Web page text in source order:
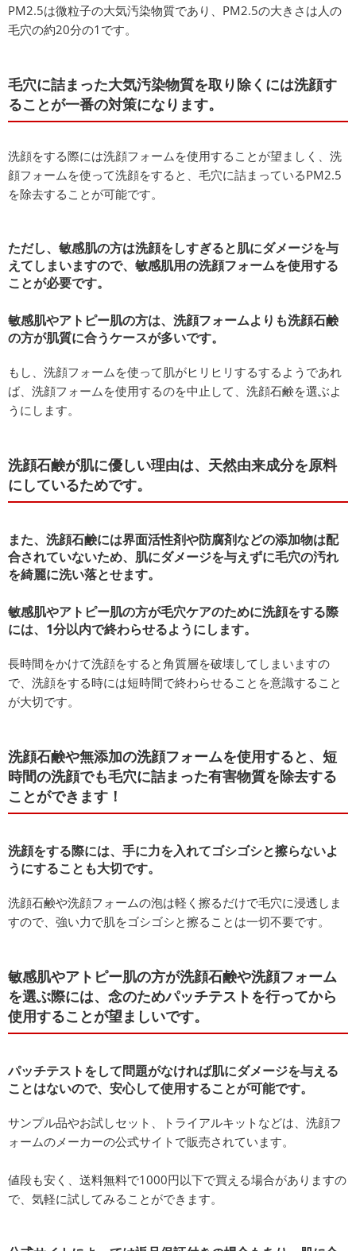
PM2.5は微粒子の大気汚染物質であり、PM2.5の大きさは人の
毛穴の約20分の1です。
毛穴に詰まった大気汚染物質を取り除くには洗顔す
ることが一番の対策になります。
洗顔をする際には洗顔フォームを使用することが望ましく、洗
顔フォームを使って洗顔をすると、毛穴に詰まっているPM2.5
を除去することが可能です。
ただし、敏感肌の方は洗顔をしすぎると肌にダメージを与
えてしまいますので、敏感肌用の洗顔フォームを使用する
ことが必要です。
敏感肌やアトピー肌の方は、洗顔フォームよりも洗顔石鹸
の方が肌質に合うケースが多いです。
もし、洗顔フォームを使って肌がヒリヒリするするようであれ
ば、洗顔フォームを使用するのを中止して、洗顔石鹸を選ぶよ
うにします。
洗顔石鹸が肌に優しい理由は、天然由来成分を原料
にしているためです。
また、洗顔石鹸には界面活性剤や防腐剤などの添加物は配
合されていないため、肌にダメージを与えずに毛穴の汚れ
を綺麗に洗い落とせます。
敏感肌やアトピー肌の方が毛穴ケアのために洗顔をする際
には、1分以内で終わらせるようにします。
長時間をかけて洗顔をすると角質層を破壊してしまいますの
で、洗顔をする時には短時間で終わらせることを意識すること
が大切です。
洗顔石鹸や無添加の洗顔フォームを使用すると、短
時間の洗顔でも毛穴に詰まった有害物質を除去する
ことができます！
洗顔をする際には、手に力を入れてゴシゴシと擦らないよ
うにすることも大切です。
洗顔石鹸や洗顔フォームの泡は軽く擦るだけで毛穴に浸透しま
すので、強い力で肌をゴシゴシと擦ることは一切不要です。
敏感肌やアトピー肌の方が洗顔石鹸や洗顔フォーム
を選ぶ際には、念のためパッチテストを行ってから
使用することが望ましいです。
パッチテストをして問題がなければ肌にダメージを与える
ことはないので、安心して使用することが可能です。
サンプル品やお試しセット、トライアルキットなどは、洗顔フ
ォームのメーカーの公式サイトで販売されています。
値段も安く、送料無料で1000円以下で買える場合がありますの
で、気軽に試してみることができます。